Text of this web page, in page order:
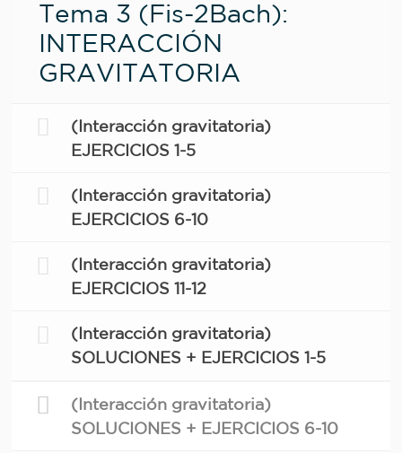
Tema 3 (Fis-2Bach):
INTERACCIÓN
GRAVITATORIA
(Interacción gravitatoria)
EJERCICIOS 1-5
(Interacción gravitatoria)
EJERCICIOS 6-10
(Interacción gravitatoria)
EJERCICIOS 11-12
(Interacción gravitatoria)
SOLUCIONES + EJERCICIOS 1-5
(Interacción gravitatoria)
SOLUCIONES + EJERCICIOS 6-10